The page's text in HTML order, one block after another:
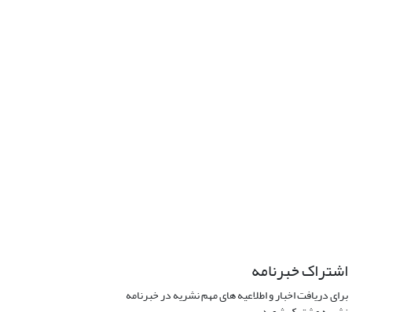
اشتراک خبرنامه
برای دریافت اخبار و اطلاعیه های مهم نشریه در خبرنامه